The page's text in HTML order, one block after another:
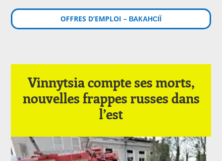
OFFRES D’EMPLOI – ВАКАНСІЇ
Vinnytsia compte ses morts,
nouvelles frappes russes dans
l’est